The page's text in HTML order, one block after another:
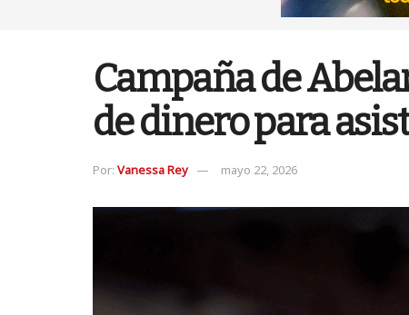
Campaña de
de dinero para
Por: Vanessa Rey mayo 22, 2026